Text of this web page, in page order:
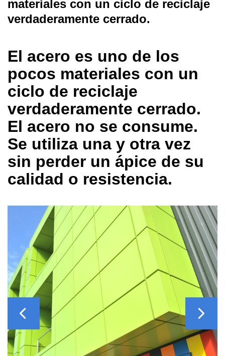
materiales con un ciclo de reciclaje
verdaderamente cerrado.
El acero es uno de los
pocos materiales con un
ciclo de reciclaje
verdaderamente cerrado.
El acero no se consume.
Se utiliza una y otra vez
sin perder un ápice de su
calidad o resistencia.
Previous